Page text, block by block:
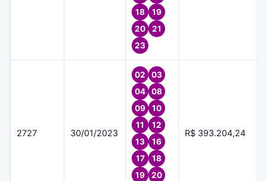
18
19
20
21
23
2727 30/01/2023
02
03
04
08
09
10
11
12
13
16
17
18
19
20
R$ 393.204,24